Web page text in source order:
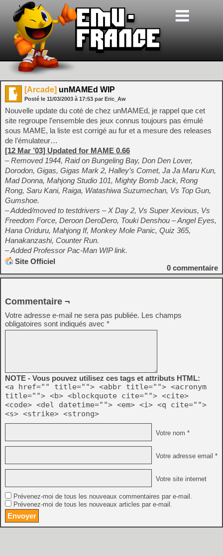
[Arcade] unMAMEd WIP
Posté le 11/03/2003 à 17:53 par Eric_Aw
Nouvelle update du coté de chez unMAMEd, je rappel que cet
site regroupe l’ensemble des jeux connus toujours pas émulé
sous MAME, la liste est corrigé au fur et a mesure des releases
de l’émulateur…
[12 Mar ’03] Updated for MAME 0.66
– Removed 1944, Raid on Bungeling Bay, Don Den Lover,
Dorodon, Gigas, Gigas Mark 2, Halley’s Comet, Ja Ja Maru Kun,
Mad Donna, Mahjong Studio 101, Mighty Bomb Jack, Rong
Rong, Saru Kani, Raiga, Watashiwa Suzumechan, Vs Top Gun,
Gumshoe.
– Added/moved to testdrivers – X Day 2, Vs Super Xevious, Vs
Freedom Force, Deroon DeroDero, Touki Denshou – Angel Eyes,
Hana Oriduru, Mahjong If, Monkey Mole Panic, Quiz 365,
Hanakanzashi, Counter Run.
– Added Professor Pac-Man WIP link.
Site Officiel
0 commentaire
Commentaire ¬
Votre adresse e-mail ne sera pas publiée. Les champs
obligatoires sont indiqués avec *
NOTE - Vous pouvez utilisez ces tags et attributs HTML:
<a href="" title=""> <abbr title=""> <acronym
title=""> <b> <blockquote cite=""> <cite>
<code> <del datetime=""> <em> <i> <q cite="">
<s> <strike> <strong>
Votre nom *
Votre adresse email *
Votre site internet
Prévenez-moi de tous les nouveaux commentaires par e-mail.
Prévenez-moi de tous les nouveaux articles par e-mail.